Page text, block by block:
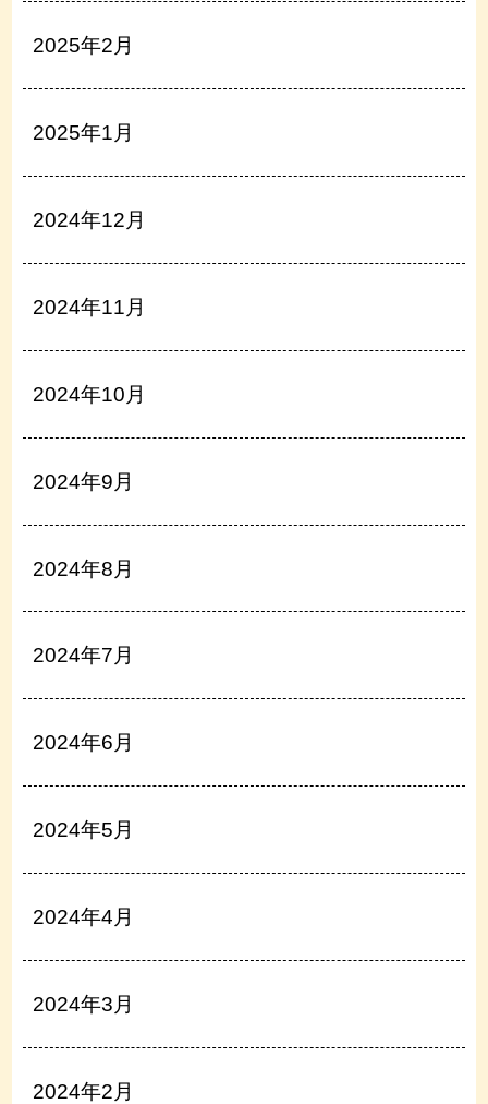
2025年2月
2025年1月
2024年12月
2024年11月
2024年10月
2024年9月
2024年8月
2024年7月
2024年6月
2024年5月
2024年4月
2024年3月
2024年2月